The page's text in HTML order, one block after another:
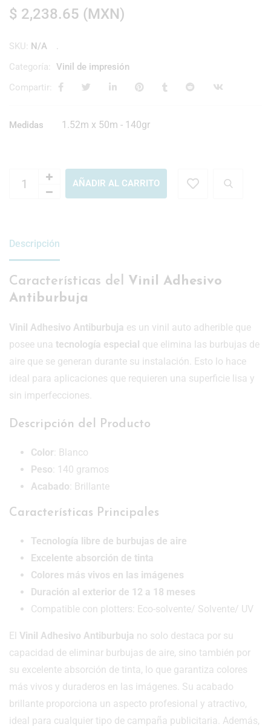
$ 2,238.65 (MXN)
SKU: N/A
Categoría:
Vinil de impresión
Compartir:
Medidas 1.52m x 50m - 140gr
AÑADIR AL CARRITO
Descripción
Características del Vinil Adhesivo
Antiburbuja
Vinil Adhesivo Antiburbuja es un vinil auto adherible que
posee una tecnología especial que elimina las burbujas de
aire que se generan durante su instalación. Esto lo hace
ideal para aplicaciones que requieren una superficie lisa y
sin imperfecciones.
Descripción del Producto
Color: Blanco
Peso: 140 gramos
Acabado: Brillante
Características Principales
Tecnología libre de burbujas de aire
Excelente absorción de tinta
Colores más vivos en las imágenes
Duración al exterior de 12 a 18 meses
Compatible con plotters: Eco-solvente/ Solvente/ UV
El Vinil Adhesivo Antiburbuja no solo destaca por su
capacidad de eliminar burbujas de aire, sino también por
su excelente absorción de tinta, lo que garantiza colores
más vivos y duraderos en las imágenes. Su acabado
brillante proporciona un aspecto profesional y atractivo,
ideal para cualquier tipo de campaña publicitaria. Además,